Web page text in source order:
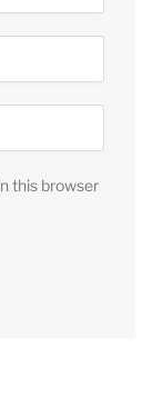
this browser